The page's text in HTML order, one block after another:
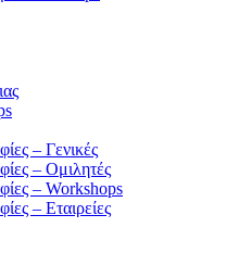
– Γενικές
– Ομιλητές
– Workshops
– Εταιρείες